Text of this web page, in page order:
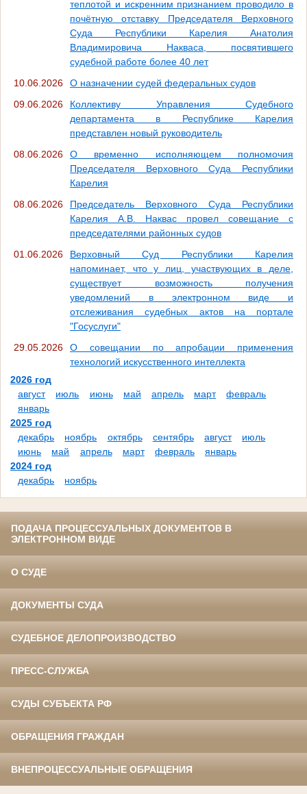
теплотой и искренним признанием проводило в
почётную отставку Председателя Верховного
Суда Республики Карелия Анатолия
Владимировича Накваса, посвятившего
судебной работе более 40 лет
10.06.2026
О назначении судей федеральных судов
09.06.2026
Коллективу Управления Судебного
департамента в Республике Карелия
представлен новый руководитель
08.06.2026
О временно исполняющем полномочия
Председателя Верховного Суда Республики
Карелия
08.06.2026
Председатель Верховного Суда Республики
Карелия А.В. Наквас провел совещание с
председателями районных судов
01.06.2026
Верховный Суд Республики Карелия
напоминает, что у лиц, участвующих в деле,
существует возможность получения
уведомлений в электронном виде и
отслеживания судебных актов на портале
"Госуслуги"
29.05.2026
О совещании по апробации применения
технологий искусственного интеллекта
2026 год
август
июль июнь май апрель март
февраль
январь
2025 год
декабрь
ноябрь октябрь сентябрь август
июль
июнь
май апрель март февраль
январь
2024 год
декабрь
ноябрь
ПОДАЧА ПРОЦЕССУАЛЬНЫХ ДОКУМЕНТОВ В
ЭЛЕКТРОННОМ ВИДЕ
О СУДЕ
ДОКУМЕНТЫ СУДА
СУДЕБНОЕ ДЕЛОПРОИЗВОДСТВО
ПРЕСС-СЛУЖБА
СУДЫ СУБЪЕКТА РФ
ОБРАЩЕНИЯ ГРАЖДАН
ВНЕПРОЦЕССУАЛЬНЫЕ ОБРАЩЕНИЯ